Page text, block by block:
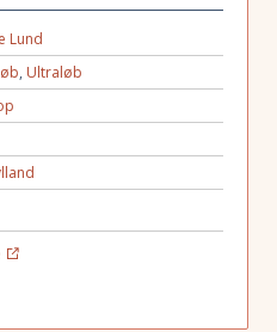
Lund
, Ultraløb